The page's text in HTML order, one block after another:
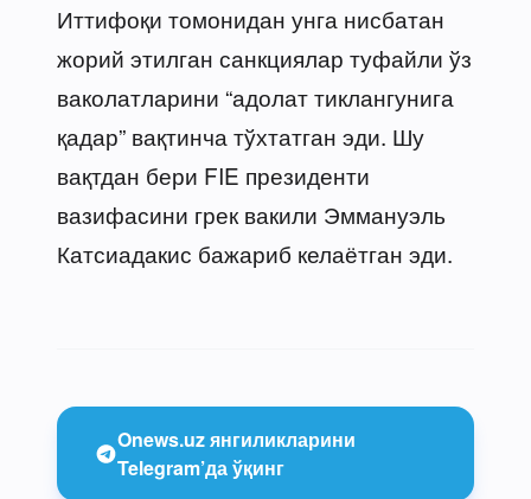
Иттифоқи томонидан унга нисбатан
жорий этилган санкциялар туфайли ўз
ваколатларини “адолат тиклангунига
қадар” вақтинча тўхтатган эди. Шу
вақтдан бери FIE президенти
вазифасини грек вакили Эммануэль
Катсиадакис бажариб келаётган эди.
Onews.uz янгиликларини
Telegram’да ўқинг